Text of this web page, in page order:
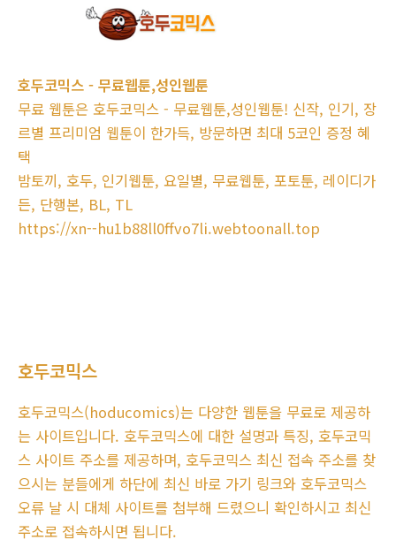
호두코믹스 - 무료웹툰,성인웹툰
무료 웹툰은 호두코믹스 - 무료웹툰,성인웹툰! 신작, 인기, 장
르별 프리미엄 웹툰이 한가득, 방문하면 최대 5코인 증정 혜
택
밤토끼, 호두, 인기웹툰, 요일별, 무료웹툰, 포토툰, 레이디가
든, 단행본, BL, TL
https://xn--hu1b88ll0ffvo7li.webtoonall.top
호두코믹스
호두코믹스(hoducomics)는 다양한 웹툰을 무료로 제공하
는 사이트입니다. 호두코믹스에 대한 설명과 특징, 호두코믹
스 사이트 주소를 제공하며, 호두코믹스 최신 접속 주소를 찾
으시는 분들에게 하단에 최신 바로 가기 링크와 호두코믹스
오류 날 시 대체 사이트를 첨부해 드렸으니 확인하시고 최신
주소로 접속하시면 됩니다.